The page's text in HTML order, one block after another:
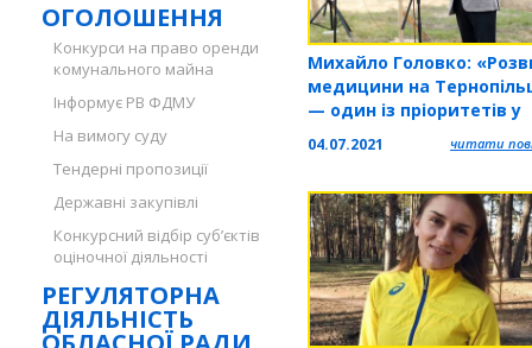
ОГОЛОШЕННЯ
Конкурси на право оренди
комунального майна
Інформує РВ ФДМУ
На вимогу суду
Тендерні пропозиції
Державні закупівлі
Конкурсний відбір суб’єктів
оціночної діяльності
РЕГУЛЯТОРНА
ДІЯЛЬНІСТЬ
Михайло Головко:
медицини на
— один із пріоритетів у
роботі обласної ради»
04.07.2021 читати